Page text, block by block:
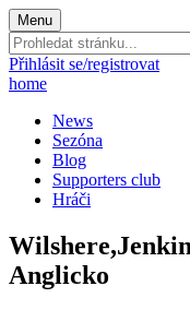
Menu
Prohledat
stránku:
Přihlásit se/registrovat
home
News
Sezóna
Blog
Supporters club
Hráči
Anglicko